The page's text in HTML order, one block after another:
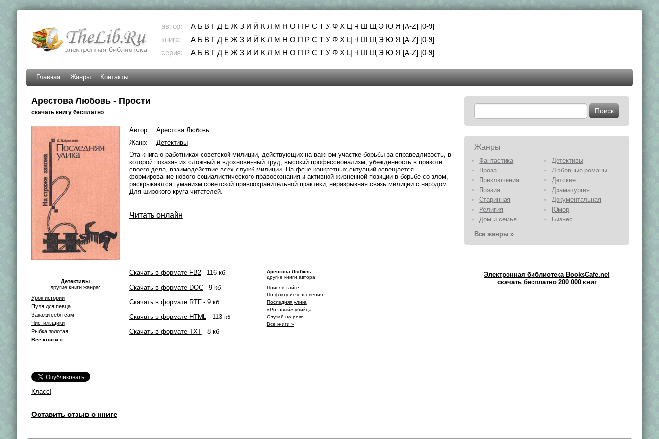
автор: А Б В Г Д Е Ж З И Й К Л М Н О П Р С Т У Ф Х Ц Ч Ш Щ Э Ю Я [A-Z] [0-9]
книга:
А Б В Г Д Е Ж З И Й К Л М Н О П Р С Т У Ф Х Ц Ч Ш Щ Э Ю Я [A-Z] [0-9]
серия:
А Б В Г Д Е Ж З И Й К Л М Н О П Р С Т У Ф Х Ц Ч Ш Щ Э Ю Я [A-Z] [0-9]
Главная Жанры Контакты
Арестова Любовь - Прости
скачать книгу бесплатно
Детективы
другие книги жанра:
Урок истории
Пуля для певца
Закажи себя сам!
Чистильщики
Рыбка золотая
Все книги »
Класс!
Автор:
Арестова Любовь
Жанр:
Детективы
Эта книга о работниках советской милиции, действующих на важном участке борьбы за справедливость, в
которой показан их сложный и вдохновенный труд, высокий профессионализм, убежденность в правоте
своего дела, взаимодействие всех служб милиции. На фоне конкретных ситуаций освещается
формирование нового социалистического правосознания и активной жизненной позиции в борьбе со злом,
раскрываются гуманизм советской правоохранительной практики, неразрывная связь милиции с народом.
Для широкого круга читателей.
Читать онлайн
Скачать в формате FB2- 116 кб
Скачать в формате DOC- 9 кб
Скачать в формате RTF- 9 кб
Скачать в формате HTML- 113 кб
Скачать в формате TXT- 8 кб
Арестова Любовь
другие книги автора:
Поиск в тайге
По факту исчезновения
Последняя улика
«Розовый» убийца
Случай на реке
Все книги »
Оставить отзыв о книге
Жанры
Фантастика
Детективы
Проза
Любовные романы
Приключения
Детские
Поэзия
Драматургия
Старинная
Документальная
Религия
Юмор
Дом и семья
Бизнес
Все жанры »
Электронная библиотека BooksCafe.net
скачать бесплатно 200 000 книг